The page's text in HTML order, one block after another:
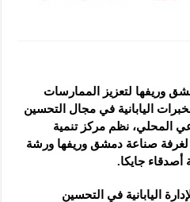
وريفها لتعزيز الممارسات
اليابانية في مجال التحسين
المحلي، نظم مركز تنمية
لغرفة صناعة دمشق وريفها ورشة
جايكا.
اليابانية في التحسين